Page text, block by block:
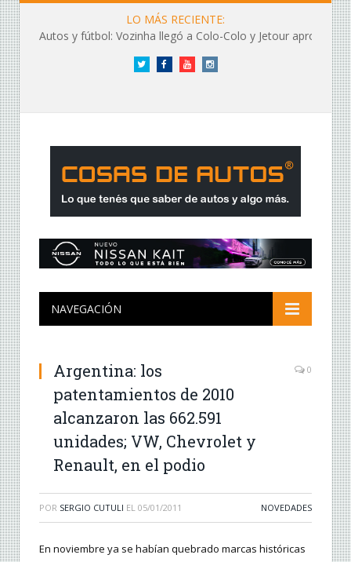
LO MÁS RECIENTE:
Autos y fútbol: Vozinha llegó a Colo-Colo y Jetour aprovechó los flashes
Twitter FacebookYouTubeInstagram
NAVEGACIÓN
Argentina: los
patentamientos de 2010
alcanzaron las 662.591
unidades; VW, Chevrolet y
Renault, en el podio
0
POR SERGIO CUTULI EL 05/01/2011 NOVEDADES
En noviembre ya se habían quebrado marcas históricas